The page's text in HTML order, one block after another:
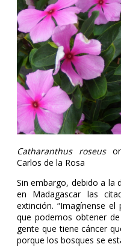
Catharanthus roseus
Carlos de la Rosa
Sin embargo, debido a la
en Madagascar las
extinción. “Imagínense
que podemos obtener
gente que tiene cáncer
porque los bosques se